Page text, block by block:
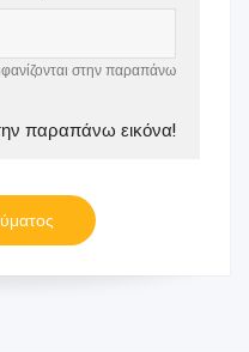
στην παραπάνω
παραπάνω εικόνα!